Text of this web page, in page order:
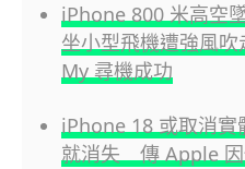
iPhone 800 米高空
坐小型飛機遭強風
My 尋機成功
iPhone 18 或取消
就消失 傳 Apple 因